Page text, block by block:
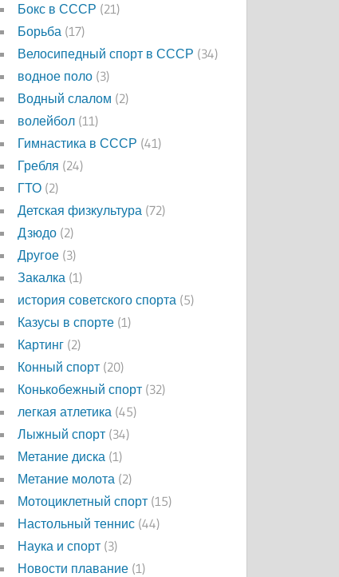
Бокс в СССР (21)
Борьба (17)
Велосипедный спорт в СССР (34)
водное поло (3)
Водный слалом (2)
волейбол (11)
Гимнастика в СССР (41)
Гребля (24)
ГТО (2)
Детская физкультура (72)
Дзюдо (2)
Другое (3)
Закалка (1)
история советского спорта (5)
Казусы в спорте (1)
Картинг (2)
Конный спорт (20)
Конькобежный спорт (32)
легкая атлетика (45)
Лыжный спорт (34)
Метание диска (1)
Метание молота (2)
Мотоциклетный спорт (15)
Настольный теннис (44)
Наука и спорт (3)
Новости плавание (1)